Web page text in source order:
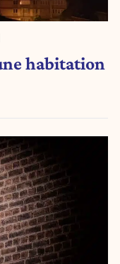
habitation